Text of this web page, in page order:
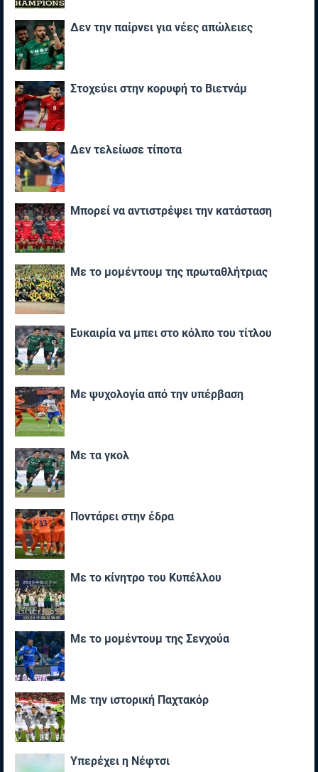
Δεν την παίρνει για νέες απώλειες
Στοχεύει στην κορυφή το Βιετνάμ
Δεν τελείωσε τίποτα
Μπορεί να αντιστρέψει την κατάσταση
Με το μομέντουμ της πρωταθλήτριας
Ευκαιρία να μπει στο κόλπο του τίτλου
Με ψυχολογία από την υπέρβαση
Με τα γκολ
Ποντάρει στην έδρα
Με το κίνητρο του Κυπέλλου
Με το μομέντουμ της Σενχούα
Με την ιστορική Παχτακόρ
Υπερέχει η Νέφτσι